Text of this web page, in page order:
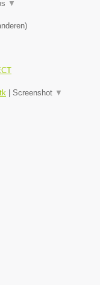
▼
)
Screenshot ▼